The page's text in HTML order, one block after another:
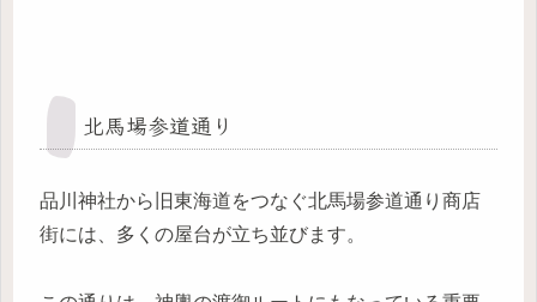
北馬場参道通り
品川神社から旧東海道をつなぐ北馬場参道通り商店
街には、多くの屋台が立ち並びます。